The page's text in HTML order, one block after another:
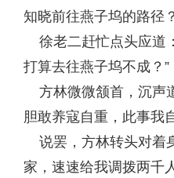
知晓前往燕子坞的路径
徐老二赶忙点头应道
打算去往燕子坞不成？”
方林微微颔首，沉声
胆敢养寇自重，此事我
说罢，方林转头对着
家，速速给我调拨两千